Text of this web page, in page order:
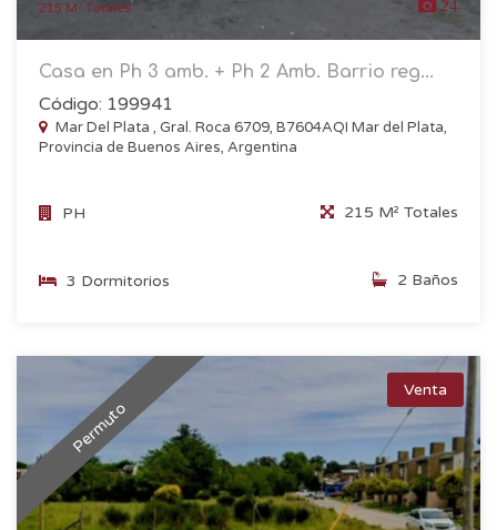
215 M² Totales 24
Casa en Ph 3 amb. + Ph 2 Amb. Barrio reg...
Código: 199941
Mar Del Plata , Gral. Roca 6709, B7604AQI Mar del Plata,
Provincia de Buenos Aires, Argentina
PH 215 M² Totales
3 Dormitorios 2 Baños
Permuto
Venta